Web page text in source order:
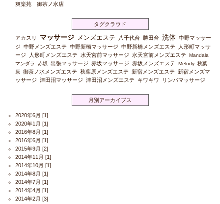
爽楽苑 御茶ノ水店
タグクラウド
アカスリ マッサージ メンズエステ 八千代台 勝田台 洗体 中野マッサー
ジ 中野メンズエステ 中野新橋マッサージ 中野新橋メンズエステ
人形町マッサ
ージ
人形町メンズエステ 水天宮前マッサージ 水天宮前メンズエステ
Mandala
マンダラ
赤坂 出張マッサージ 赤坂マッサージ 赤坂メンズエステ Melody 秋葉
原 御茶ノ水メンズエステ 秋葉原メンズエステ 新宿メンズエステ
新宿メンズマ
ッサージ 津田沼マッサージ 津田沼メンズエステ キワキワ リンパマッサージ
月別アーカイブス
2020年6月 [1]
2020年1月 [1]
2016年8月 [1]
2016年6月 [1]
2015年9月 [2]
2014年11月 [1]
2014年10月 [1]
2014年8月 [1]
2014年7月 [1]
2014年4月 [1]
2014年2月 [3]